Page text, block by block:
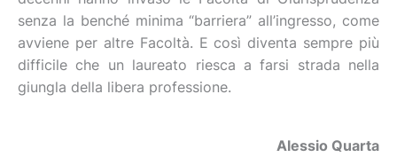
senza la benché minima “barriera” all’ingresso, come
avviene per altre Facoltà. E così diventa sempre più
difficile che un laureato riesca a farsi strada nella
giungla della libera professione.
Alessio Quarta